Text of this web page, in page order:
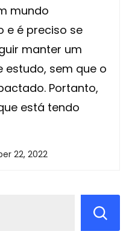
mundo
e é preciso se
manter um
estudo, sem que o
Portanto,
está tendo
22, 2022